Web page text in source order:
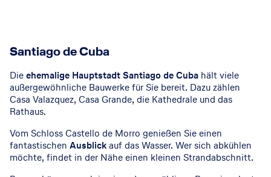
Santiago de Cuba
Dieehemalige Hauptstadt Santiago de Cuba hält viele
außergewöhnliche Bauwerke für Sie bereit. Dazu zählen
Casa Valazquez, Casa Grande, die Kathedrale und das
Rathaus.
Vom Schloss Castello de Morro genießen Sie einen
fantastischen Ausblickauf das Wasser. Wer sich abkühlen
möchte, findet in der Nähe einen kleinen Strandabschnitt.